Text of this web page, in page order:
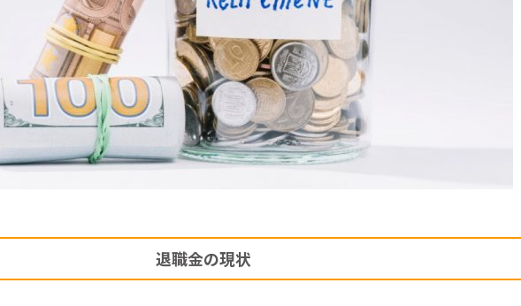
退職金の現状